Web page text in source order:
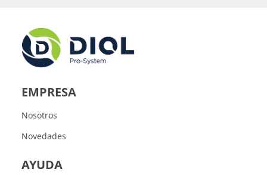
EMPRESA
Nosotros
Novedades
AYUDA